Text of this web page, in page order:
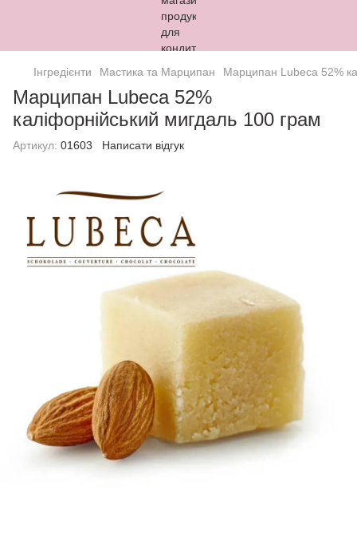
Інгредієнти Мастика та Марципан Марципан Lubeca 52%
Марципан Lubeca 52%
каліфорнійський мигдаль 100 грам
Артикул: 01603 Написати відгук